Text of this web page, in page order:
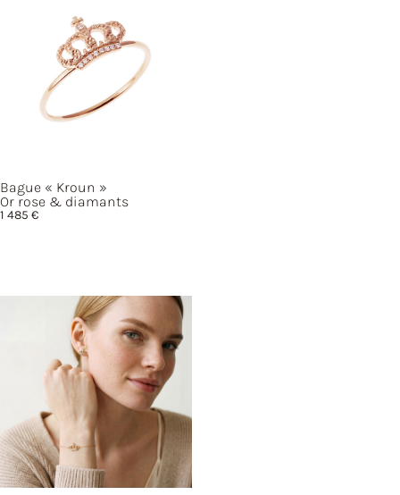
Bague « Kroun »
Or rose & diamants
1 485 €